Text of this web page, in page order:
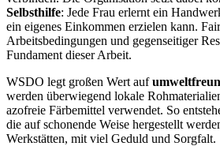
Selbsthilfe: Jede Frau erlernt ein
ein eigenes Einkommen erzielen kann.
Arbeitsbedingungen und gegenseitiger
Fundament dieser Arbeit.
WSDO legt großen Wert auf
werden überwiegend lokale
azofreie Färbemittel verwendet. So
die auf schonende Weise hergestellt
Werkstätten, mit viel Geduld und Sorgfalt.